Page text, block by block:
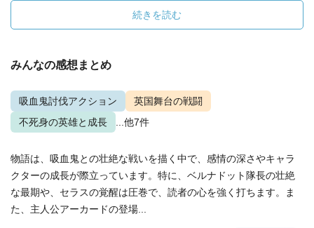
続きを読む
みんなの感想まとめ
吸血鬼討伐アクション
英国舞台の戦闘
不死身の英雄と成長
...他7件
物語は、吸血鬼との壮絶な戦いを描く中で、感情の深さやキャラ
クターの成長が際立っています。特に、ベルナドット隊長の壮絶
な最期や、セラスの覚醒は圧巻で、読者の心を強く打ちます。ま
た、主人公アーカードの登場...